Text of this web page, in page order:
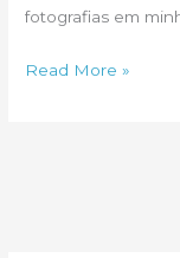
fotografias em
Janela,
Read More »